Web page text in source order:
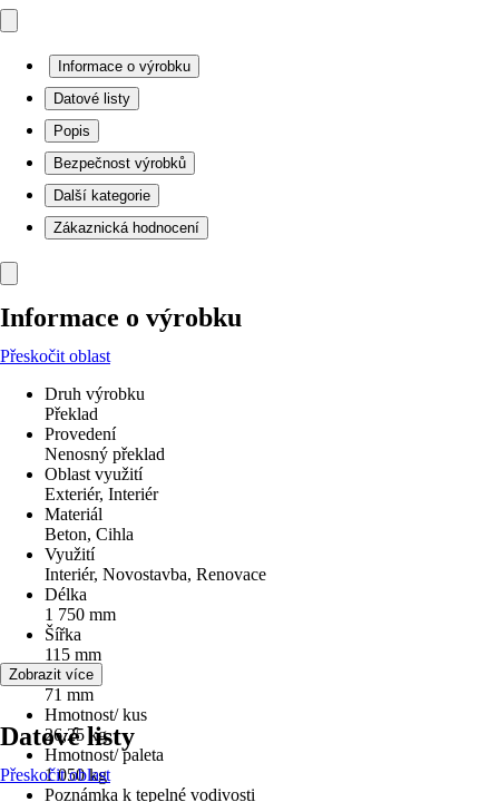
Informace o výrobku
Datové listy
Popis
Bezpečnost výrobků
Další kategorie
Zákaznická hodnocení
Informace o výrobku
Přeskočit oblast
Druh výrobku
Překlad
Provedení
Nenosný překlad
Oblast využití
Exteriér, Interiér
Materiál
Beton, Cihla
Využití
Interiér, Novostavba, Renovace
Délka
1 750 mm
Šířka
115 mm
Výška
71 mm
Hmotnost/ kus
26,25 kg
Hmotnost/ paleta
1 050 kg
Poznámka k tepelné vodivosti
Zobrazit více
Datové listy
Přeskočit oblast